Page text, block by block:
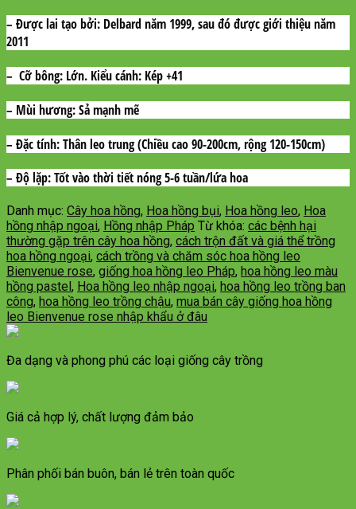
– Được lai tạo bởi: Delbard năm 1999, sau đó được giới thiệu năm
2011
– Cỡ bông: Lớn. Kiểu cánh: Kép +41
– Mùi hương:Sả mạnh mẽ
– Đặc tính:Thân leo trung (Chiều cao 90-200cm, rộng 120-150cm)
– Độ lặp:Tốt vào thời tiết nóng 5-6 tuần/lứa hoa
Danh mục: Cây hoa hồng, Hoa hồng bụi, Hoa hồng leo, Hoa
hồng nhập ngoại, Hồng nhập Pháp Từ khóa: các bệnh hại
thường gặp trên cây hoa hồng, cách trộn đất và giá thể trồng
hoa hồng ngoại, cách trồng và chăm sóc hoa hồng leo
Bienvenue rose, giống hoa hồng leo Pháp, hoa hồng leo màu
hồng pastel , Hoa hồng leo nhập ngoại, hoa hồng leo trồng ban
công, hoa hồng leo trồng chậu, mua bán cây giống hoa hồng
leo Bienvenue rose nhập khẩu ở đâu
Đa dạng và phong phú các loại giống cây trồng
Giá cả hợp lý, chất lượng đảm bảo
Phân phối bán buôn, bán lẻ trên toàn quốc